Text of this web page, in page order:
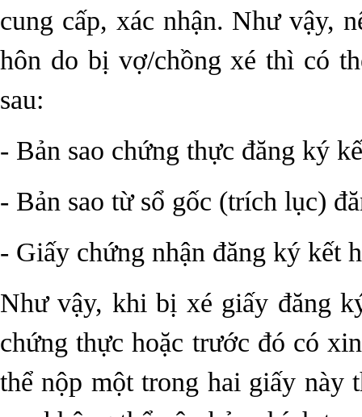
cung cấp, xác nhận. Như vậy,
hôn do bị vợ/chồng xé thì có
sau:
- Bản sao chứng thực đăng ký
- Bản sao từ sổ gốc (trích lục)
- Giấy chứng nhận đăng ký kết
Như vậy, khi bị xé giấy đăng
chứng thực hoặc trước đó có
thể nộp một trong hai giấy này